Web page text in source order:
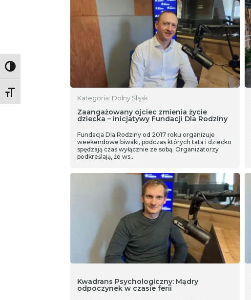
Toggle High Contrast
Toggle Font size Kategoria: Dolny Śląsk
Zaangażowany ojciec zmienia życie
dziecka – inicjatywy Fundacji Dla Rodziny
Fundacja Dla Rodziny od 2017 roku organizuje
weekendowe biwaki, podczas których tata i dziecko
spędzają czas wyłącznie ze sobą. Organizatorzy
podkreślają, że ws…
Kwadrans Psychologiczny: Mądry
odpoczynek w czasie ferii